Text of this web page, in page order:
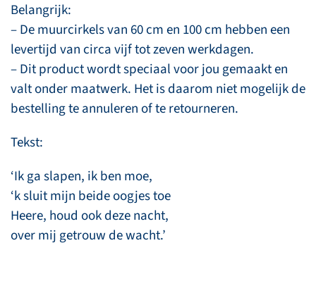
Belangrijk:
– De muurcirkels van 60 cm en 100 cm hebben een
levertijd van circa vijf tot zeven werkdagen.
– Dit product wordt speciaal voor jou gemaakt en
valt onder maatwerk. Het is daarom niet mogelijk de
bestelling te annuleren of te retourneren.
Tekst:
‘Ik ga slapen, ik ben moe,
‘k sluit mijn beide oogjes toe
Heere, houd ook deze nacht,
over mij getrouw de wacht.’